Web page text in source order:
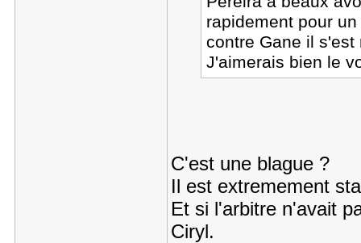
rapidement pour
contre Gane il
J'aimerais bien le
C'est une blague ?
Il est extremement
Et si l'arbitre n'avait
Ciryl.